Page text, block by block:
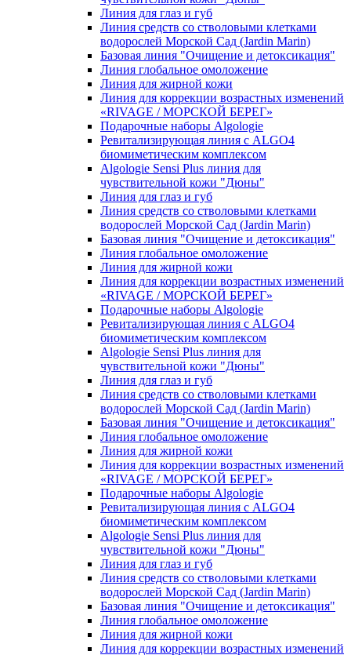
Линия для глаз и губ
Линия средств со стволовыми клетками
водорослей Морской Сад (Jardin Marin)
Базовая линия "Очищение и детоксикация"
Линия глобальное омоложение
Линия для жирной кожи
Линия для коррекции возрастных изменений
«RIVAGE / МОРСКОЙ БЕРЕГ»
Подарочные наборы Algologie
Ревитализирующая линия с ALGO4
биомиметическим комплексом
Algologie Sensi Plus линия для
чувcтвительной кожи "Дюны"
Линия для глаз и губ
Линия средств со стволовыми клетками
водорослей Морской Сад (Jardin Marin)
Базовая линия "Очищение и детоксикация"
Линия глобальное омоложение
Линия для жирной кожи
Линия для коррекции возрастных изменений
«RIVAGE / МОРСКОЙ БЕРЕГ»
Подарочные наборы Algologie
Ревитализирующая линия с ALGO4
биомиметическим комплексом
Algologie Sensi Plus линия для
чувcтвительной кожи "Дюны"
Линия для глаз и губ
Линия средств со стволовыми клетками
водорослей Морской Сад (Jardin Marin)
Базовая линия "Очищение и детоксикация"
Линия глобальное омоложение
Линия для жирной кожи
Линия для коррекции возрастных изменений
«RIVAGE / МОРСКОЙ БЕРЕГ»
Подарочные наборы Algologie
Ревитализирующая линия с ALGO4
биомиметическим комплексом
Algologie Sensi Plus линия для
чувcтвительной кожи "Дюны"
Линия для глаз и губ
Линия средств со стволовыми клетками
водорослей Морской Сад (Jardin Marin)
Базовая линия "Очищение и детоксикация"
Линия глобальное омоложение
Линия для жирной кожи
Линия для коррекции возрастных изменений